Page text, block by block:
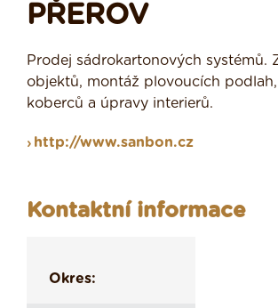
PŘEROV
Prodej sádrokartonových systémů.
objektů, montáž plovoucích
koberců a úpravy interierů.
http://www.sanbon.cz
Kontaktní informace
Okres: